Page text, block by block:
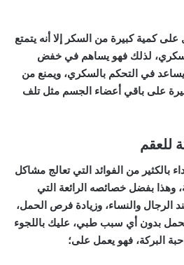
كمية كبيرة من السكر إلا أنه يتمتع
السكري، لذلك فهو يساهم في خفض
في التحكم بالسكري، ويمنع من
على باقي أعضاء الجسم مثل تلف
للعقم
بالكثير من الفوائد التي تعالج مشاكل
وهذا بفضل خصائصه الرائعة التي
الرجال والنساء، وزيادة فرص الحمل،
بدون أي سبب طبي، عليك باللجوء
البركة، فهو يعمل على؛